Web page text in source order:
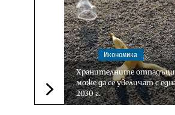
Следваща новина
Икономика
Хранителните отпадъци
може да се увеличат с
2030 г.